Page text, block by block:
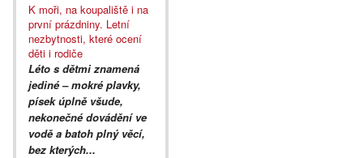
K moři, na koupaliště i na
první prázdniny. Letní
nezbytnosti, které ocení
děti i rodiče
Léto s dětmi znamená
jediné – mokré plavky,
písek úplně všude,
nekonečné dovádění ve
vodě a batoh plný věcí,
bez kterých...